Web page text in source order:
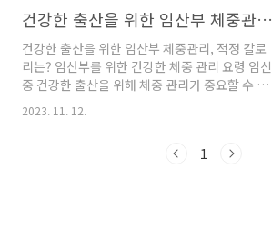
등 다양한 요인에서 비롯될 수 있습니다. 이차성
토코포비아는 임신 또는 분만 중 경험한 외상성
사건, 예를 들어..
청 기간이 다르기에 꼭 아래 방법대로 조회 확인
하셔서 올바른 기간에 신청하시길 바랍니다. 임
산부 친환경농산물 지원사업 소개 임산부 친환경
농산물 지원사업은 농림수산식품교육문화정보
원에서 2021년부터 시행된 제도입니다. 지원대
상자는 임산부 또는 출산 후 1년 이내의 산모들에
20%의 가격으로 구입하도록 지원해줍니다.(해
건강한 출산을 위한 임산부 체중관리, 적정 칼로리는?
건강한 출산을 위한 임산부 체중관리, 적정 칼로
리는? 임산부를 위한 건강한 체중 관리 요령 임신
중 건강한 출산을 위해 체중 관리가 중요할 수 밖
에 없는 사항입니다. 이번 글에서는 건강한 출산
을 위한 임산부 체중관리와 적정 칼로리에 대해
알아야 하는 모든 것 1. 임산부들의 적정 칼로리
2023. 11. 12.
1